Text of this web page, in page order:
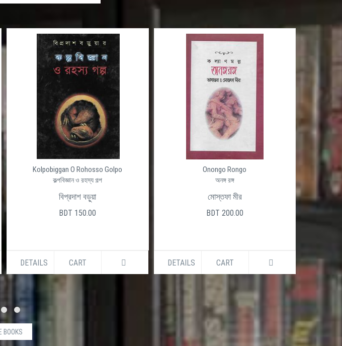
Kolpobiggan O Rohosso Golpo
কল্পবিজ্ঞান ও রহস্য গল্প
বিপ্রদাশ বড়ুয়া
BDT 150.00
DETAILS CART
Onongo Rongo
অনঙ্গ রঙ্গ
মোস্তফা মীর
BDT 200.00
DETAILS CART
BOOKS